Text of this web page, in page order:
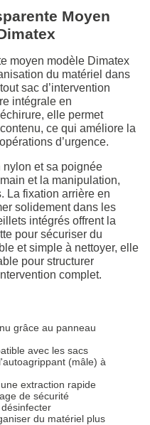
Moyen
moyen modèle Dimatex
du matériel dans
sac d’intervention
intégrale en
elle permet
ce qui améliore la
d’urgence.
nylon et sa poignée
et la manipulation,
La fixation arrière en
solidement dans les
intégrés offrent la
pour sécuriser du
et simple à nettoyer, elle
pour structurer
complet.
grâce au panneau
avec les sacs
(mâle) à
extraction rapide
de sécurité
du matériel plus